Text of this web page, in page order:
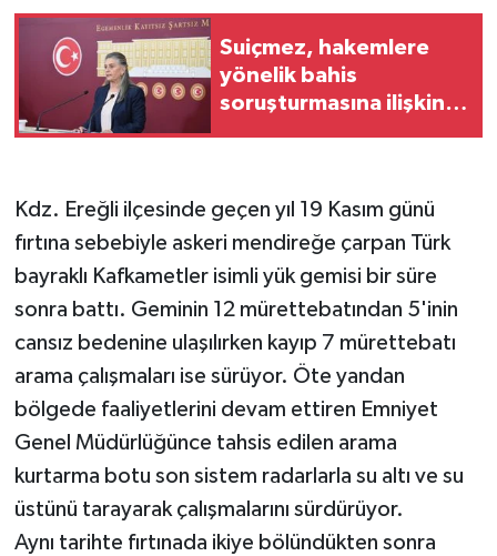
Suiçmez, hakemlere
yönelik bahis
soruşturmasına ilişkin
Kdz. Ereğli ilçesinde geçen yıl 19 Kasım günü
fırtına sebebiyle askeri mendireğe çarpan Türk
bayraklı Kafkametler isimli yük gemisi bir süre
sonra battı. Geminin 12 mürettebatından 5'inin
cansız bedenine ulaşılırken kayıp 7 mürettebatı
arama çalışmaları ise sürüyor. Öte yandan
bölgede faaliyetlerini devam ettiren Emniyet
Genel Müdürlüğünce tahsis edilen arama
kurtarma botu son sistem radarlarla su altı ve su
üstünü tarayarak çalışmalarını sürdürüyor.
Aynı tarihte fırtınada ikiye bölündükten sonra